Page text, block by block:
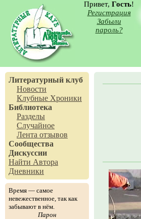
Привет, Гость!
Регистрация
Забыли
пароль?
Литературный клуб
Новости
Клубные Хроники
Библиотека
Разделы
Случайное
Лента отзывов
Сообщества
Дискуссии
Найти Автора
Дневники
Время — самое
невежественное, так как
забывают в нём.
Парон